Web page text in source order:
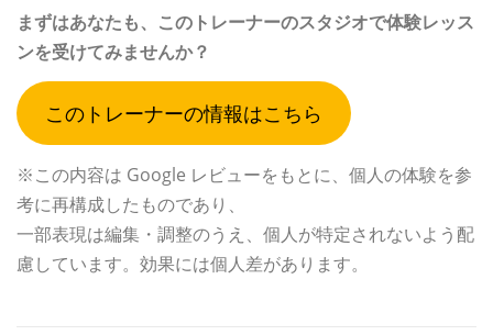
まずはあなたも、このトレーナーのスタジオで体験レッス
ンを受けてみませんか？
このトレーナーの情報はこちら
※この内容は Google レビューをもとに、個人の体験を参
考に再構成したものであり、
一部表現は編集・調整のうえ、個人が特定されないよう配
慮しています。効果には個人差があります。